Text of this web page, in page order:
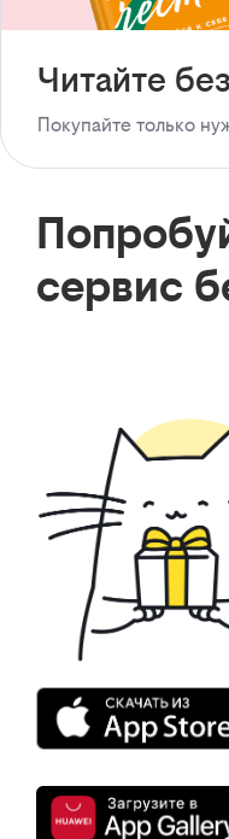
Читайте
Покупайте только
сервис